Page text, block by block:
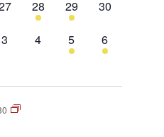
évènement,
1
évènement,
28
1
évènement,
29
0
30
0
3
0
évènement,
4
1
évènement,
5
1
évènement,
6